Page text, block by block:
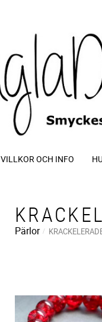
VILLKOR OCH INFO
Pärlor